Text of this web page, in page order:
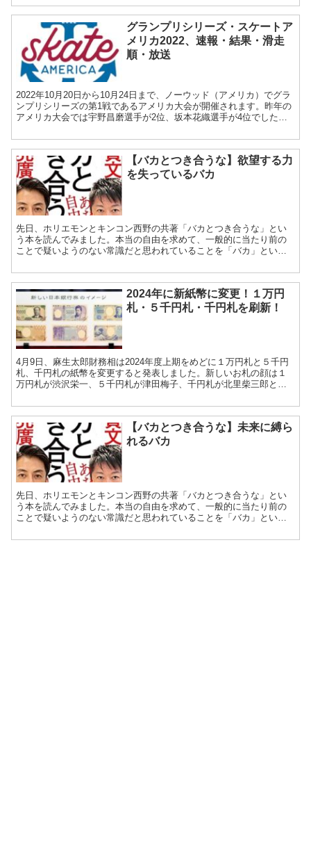
グランプリシリーズ・スケートア
メリカ2022、速報・結果・滑走
順・放送
2022年10月20日から10月24日まで、ノーウッド（アメリカ）でグラ
ンプリシリーズの第1戦であるアメリカ大会が開催されます。昨年の
アメリカ大会では宇野昌磨選手が2位、坂本花織選手が4位でした。
【バカとつき合うな】欲望する力
を失っているバカ
先日、ホリエモンとキンコン西野の共著「バカとつき合うな」とい
う本を読んでみました。本当の自由を求めて、一般的に当たり前の
ことで疑いようのない常識だと思われていることを「バカ」という
し...
2024年に新紙幣に変更！１万円
札・５千円札・千円札を刷新！
4月9日、麻生太郎財務相は2024年度上期をめどに１万円札と５千円
札、千円札の紙幣を変更すると発表しました。新しいお札の顔は１
万円札が渋沢栄一、５千円札が津田梅子、千円札が北里柴三郎とな
【バカとつき合うな】未来に縛ら
れるバカ
先日、ホリエモンとキンコン西野の共著「バカとつき合うな」とい
う本を読んでみました。本当の自由を求めて、一般的に当たり前の
ことで疑いようのない常識だと思われていることを「バカ」という
し...